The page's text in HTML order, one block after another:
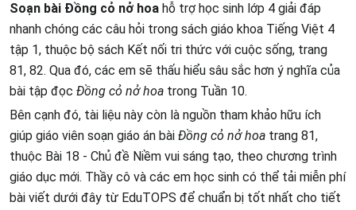
Soạn bài Đồng cỏ nở hoa hỗ trợ học sinh lớp 4 giải đáp
nhanh chóng các câu hỏi trong sách giáo khoa Tiếng Việt 4
tập 1, thuộc bộ sách Kết nối tri thức với cuộc sống, trang
81, 82. Qua đó, các em sẽ thấu hiểu sâu sắc hơn ý nghĩa của
bài tập đọc Đồng cỏ nở hoa trong Tuần 10.
Bên cạnh đó, tài liệu này còn là nguồn tham khảo hữu ích
giúp giáo viên soạn giáo án bài Đồng cỏ nở hoa trang 81,
thuộc Bài 18 - Chủ đề Niềm vui sáng tạo, theo chương trình
giáo dục mới. Thầy cô và các em học sinh có thể tải miễn phí
bài viết dưới đây từ EduTOPS để chuẩn bị tốt nhất cho tiết